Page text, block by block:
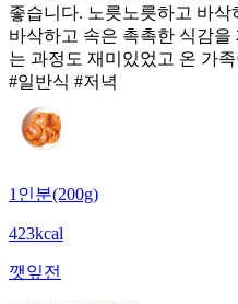
좋습니다. 노릇노릇하고 바
바삭하고 속은 촉촉한 식감
는 과정도 재미있었고 온 가
#일반식 #저녁
1인분(200g)
423kcal
깻잎전